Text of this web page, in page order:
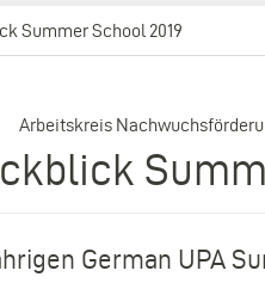
Summer School 2019
Arbeitskreis
German UPA